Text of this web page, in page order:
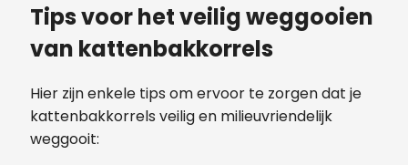
Tips voor het veilig weggooien
van kattenbakkorrels
Hier zijn enkele tips om ervoor te zorgen dat je
kattenbakkorrels veilig en milieuvriendelijk
weggooit: